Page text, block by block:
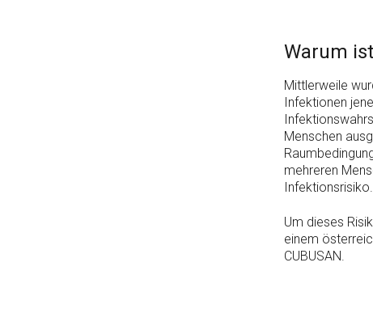
Warum
Mittlerweile
Infektionen
Menschen
mehreren
Infektionsrisiko.
Um dieses
einem
CUBUSAN.